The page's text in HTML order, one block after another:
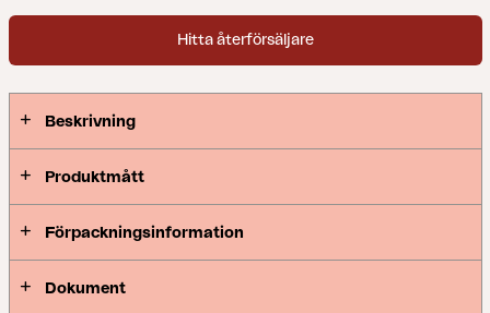
textilene och tillhörande dynor är av hög kvalitet
och klädda med olefintyg. Serien består av flera
Hitta återförsäljare
Beskrivning
Produktmått
Förpackningsinformation
Dokument